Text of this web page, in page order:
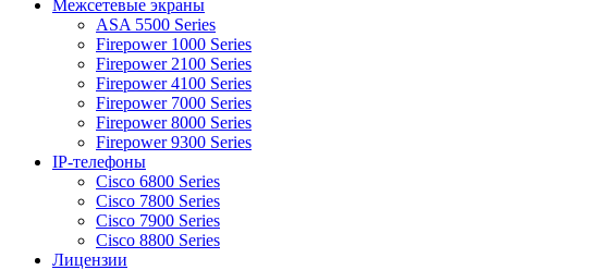
Межсетевые экраны
ASA 5500 Series
Firepower 1000 Series
Firepower 2100 Series
Firepower 4100 Series
Firepower 7000 Series
Firepower 8000 Series
Firepower 9300 Series
IP-телефоны
Cisco 6800 Series
Cisco 7800 Series
Cisco 7900 Series
Cisco 8800 Series
Лицензии